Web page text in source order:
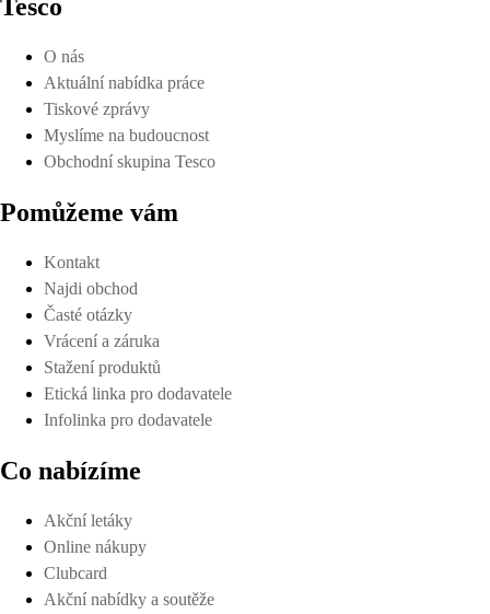
Tesco
O nás
Aktuální nabídka práce
Tiskové zprávy
Myslíme na budoucnost
Obchodní skupina Tesco
Pomůžeme vám
Kontakt
Najdi obchod
Časté otázky
Vrácení a záruka
Stažení produktů
Etická linka pro dodavatele
Infolinka pro dodavatele
Co nabízíme
Akční letáky
Online nákupy
Clubcard
Akční nabídky a soutěže